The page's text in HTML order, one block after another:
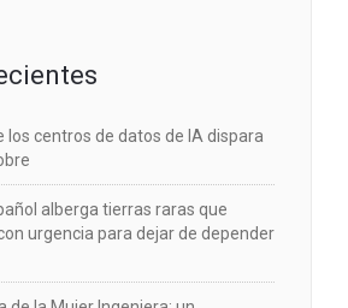
los centros de datos de IA dispara
alberga tierras raras que
urgencia para dejar de depender